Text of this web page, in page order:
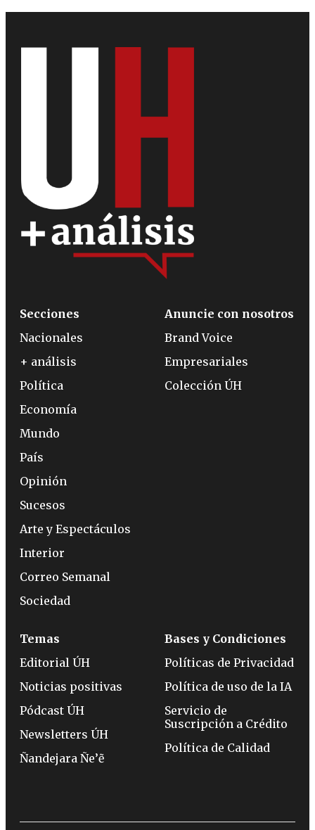
Secciones
Nacionales
+ análisis
Política
Economía
Mundo
País
Opinión
Sucesos
Arte y Espectáculos
Interior
Correo Semanal
Sociedad
Anuncie con nosotros
Brand Voice
Empresariales
Colección ÚH
Temas
Editorial ÚH
Noticias positivas
Pódcast ÚH
Newsletters ÚH
Ñandejara Ñe’ẽ
Bases y Condiciones
Políticas de Privacidad
Política de uso de la IA
Servicio de
Suscripción a Crédito
Política de Calidad